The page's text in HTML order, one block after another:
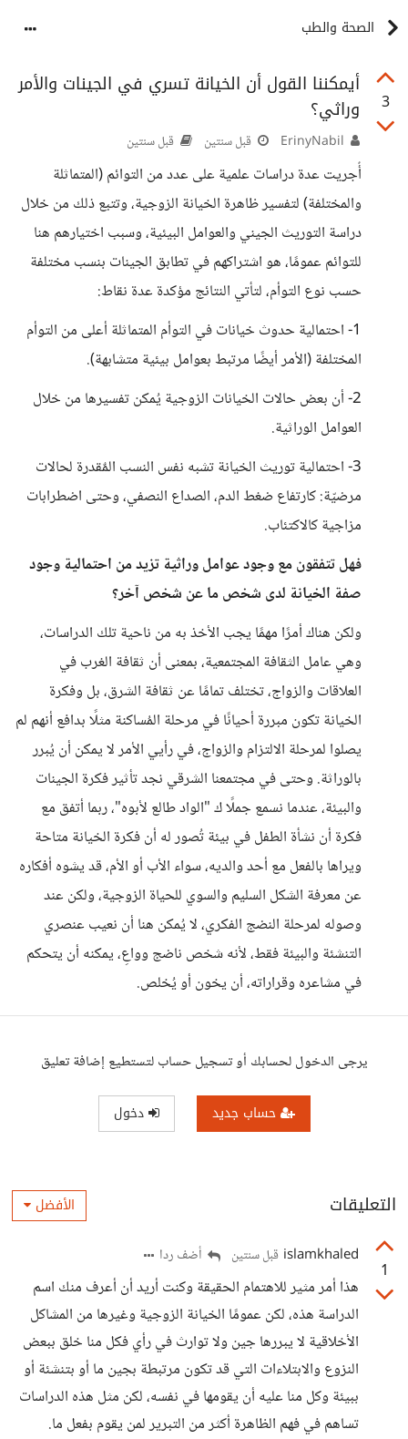
الصحة والطب
3
أيمكننا القول أن الخيانة تسري في الجينات والأمر
وراثي؟
قبل سنتين قبل سنتين
أٌجريت عدة دراسات علمية على عدد من التوائم (المتماثلة
والمختلفة) لتفسير ظاهرة الخيانة الزوجية، وتتبع ذلك من خلال
دراسة التوريث الجيني والعوامل البيئية، وسبب اختيارهم هنا
للتوائم عمومًا، هو اشتراكهم في تطابق الجينات بنسب مختلفة
حسب نوع التوأم، لتأتي النتائج مؤكدة عدة نقاط:
1- احتمالية حدوث خيانات في التوأم المتماثلة أعلى من التوأم
المختلفة (الأمر أيضًا مرتبط بعوامل بيئية متشابهة).
2- أن بعض حالات الخيانات الزوجية يُمكن تفسيرها من خلال
العوامل الوراثية.
3- احتمالية توريث الخيانة تشبه نفس النسب المٌقدرة لحالات
مرضيّة: كارتفاع ضغط الدم، الصداع النصفي، وحتى اضطرابات
مزاجية كالاكتئاب.
فهل تتفقون مع وجود عوامل وراثية تزيد من احتمالية وجود
صفة الخيانة لدى شخص ما عن شخص آخر؟
ولكن هناك أمرًا مهمًا يجب الأخذ به من ناحية تلك الدراسات،
وهي عامل الثقافة المجتمعية، بمعنى أن ثقافة الغرب في
العلاقات والزواج، تختلف تمامًا عن ثقافة الشرق، بل وفكرة
الخيانة تكون مبررة أحيانًا في مرحلة المُساكنة مثلًا بدافع أنهم لم
يصلوا لمرحلة الالتزام والزواج، في رأيي الأمر لا يمكن أن يُبرر
بالوراثة. وحتى في مجتمعنا الشرقي نجد تأثير فكرة الجينات
والبيئة، عندما نسمع جملًا ك "الواد طالع لأبوه"، ربما أتفق مع
فكرة أن نشأة الطفل في بيئة تُصور له أن فكرة الخيانة متاحة
ويراها بالفعل مع أحد والديه، سواء الأب أو الأم، قد يشوه أفكاره
عن معرفة الشكل السليم والسوي للحياة الزوجية، ولكن عند
وصوله لمرحلة النضج الفكري، لا يُمكن هنا أن نعيب عنصري
التنشئة والبيئة فقط، لأنه شخص ناضج وواعِ، يمكنه أن يتحكم
في مشاعره وقراراته، أن يخون أو يُخلص.
يرجى الدخول لحسابك أو تسجيل حساب لتستطيع إضافة تعليق
حساب جديد دخول
التعليقات الأفضل
1
islamkhaled قبل سنتين أضف ردا
هذا أمر مثير للاهتمام الحقيقة وكنت أريد أن أعرف منك اسم
الدراسة هذه، لكن عمومًا الخيانة الزوجية وغيرها من المشاكل
الأخلاقية لا يبررها جين ولا توارث في رأي فكل منا خلق ببعض
النزوع والابتلاءات التي قد تكون مرتبطة بجين ما أو بتنشئة أو
ببيئة وكل منا عليه أن يقومها في نفسه، لكن مثل هذه الدراسات
تساهم في فهم الظاهرة أكثر من التبرير لمن يقوم بفعل ما.